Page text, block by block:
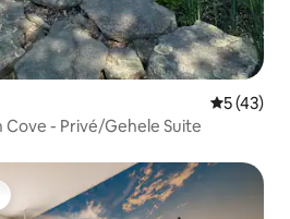
5 (43)
Cove - Privé/Gehele Suite